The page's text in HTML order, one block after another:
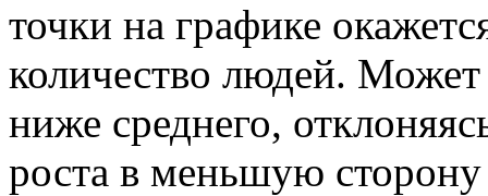
точки на графике
количество людей.
ниже среднего,
роста в меньшую